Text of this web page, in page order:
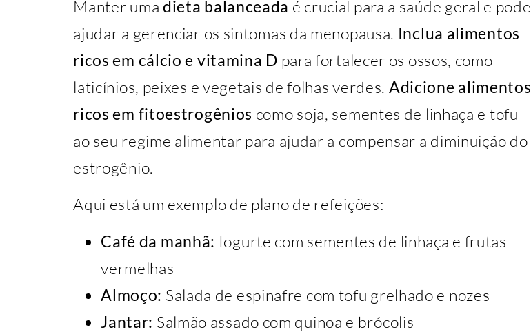
Manter uma dieta balanceada é crucial para a saúde geral e pode
ajudar a gerenciar os sintomas da menopausa. Inclua alimentos
ricos em cálcio e vitamina D para fortalecer os ossos, como
laticínios, peixes e vegetais de folhas verdes. Adicione alimentos
ricos em fitoestrogênios como soja, sementes de linhaça e tofu
ao seu regime alimentar para ajudar a compensar a diminuição do
estrogênio.
Aqui está um exemplo de plano de refeições:
Café da manhã: Iogurte com sementes de linhaça e frutas
vermelhas
Almoço: Salada de espinafre com tofu grelhado e nozes
Jantar: Salmão assado com quinoa e brócolis